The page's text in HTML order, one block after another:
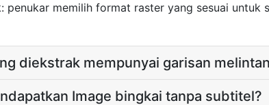
penukar memilih format raster yang sesuai untuk
diekstrak mempunyai garisan
Image bingkai tanpa subtitel?